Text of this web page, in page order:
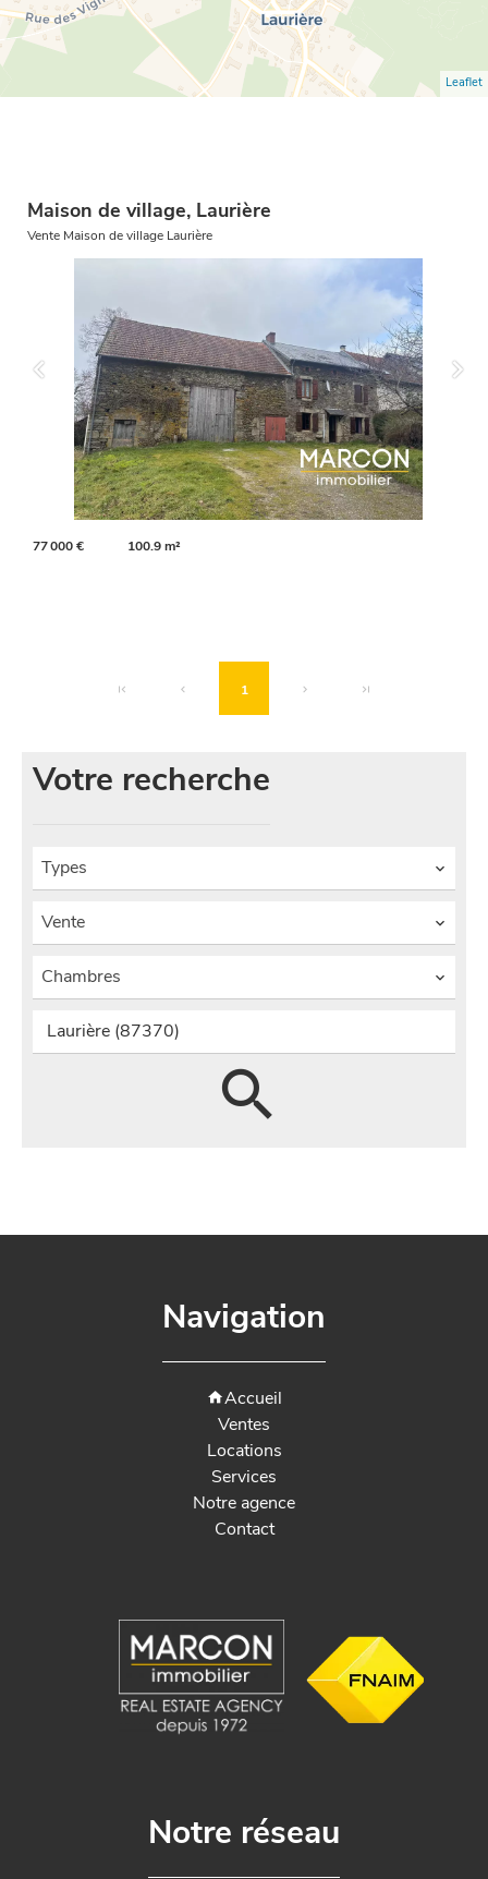
Leaflet
Maison de village, Laurière
Vente Maison de village Laurière
77 000 € 100.9 m²
1
Votre recherche
Types
Vente
Chambres
Laurière (87370)
Navigation
Accueil
Ventes
Locations
Services
Notre agence
Contact
Notre réseau